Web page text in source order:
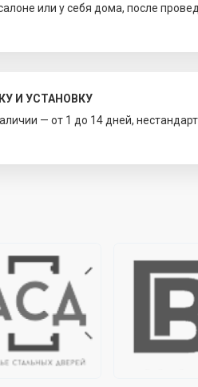
или у себя дома, после
И УСТАНОВКУ
— от 1 до 14 дней,